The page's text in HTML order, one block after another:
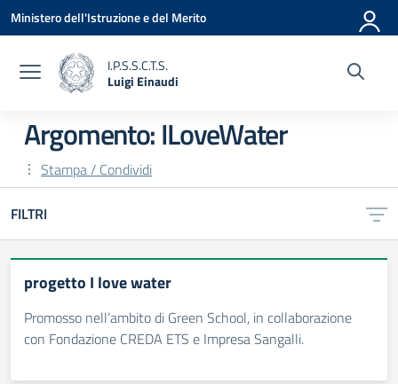
Vai ai contenuti
Vai al menu di navigazione
Vai al footer
Ministero dell'Istruzione e del Merito
I.P.S.S.C.T.S.
Luigi Einaudi
— Visita la pagina iniziale della scuola
Argomento: ILoveWater
Stampa / Condividi
FILTRI
progetto I love water
Promosso nell’ambito di Green School, in collaborazione
con Fondazione CREDA ETS e Impresa Sangalli.